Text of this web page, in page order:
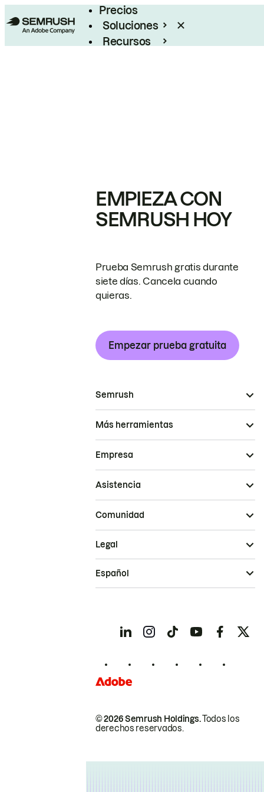
Precios
Soluciones
Recursos
EMPIEZA CON
SEMRUSH HOY
Prueba Semrush gratis durante
siete días. Cancela cuando
quieras.
Empezar prueba gratuita
Semrush
Más herramientas
Empresa
Asistencia
Comunidad
© 2026 Semrush Holdings.Todos los
derechos reservados.
Legal
Español